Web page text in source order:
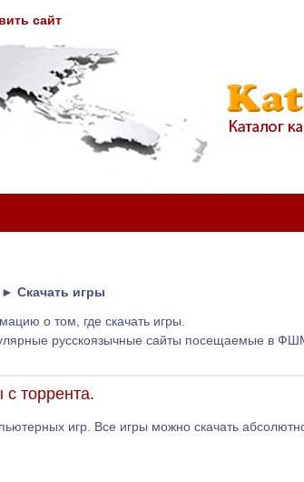
► Скачать игры
о том, где скачать игры.
русскоязычные сайты посещаемые в
торрента.
игр. Все игры можно скачать
сайт